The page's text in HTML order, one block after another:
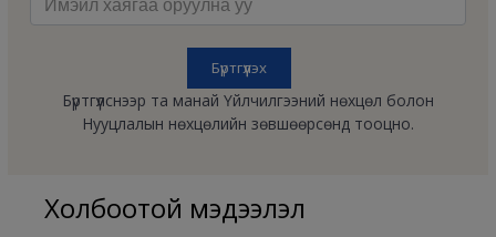
Бүртгүүлснээр та манай Үйлчилгээний нөхцөл болон
Нууцлалын нөхцөлийн зөвшөөрсөнд тооцно.
Холбоотой мэдээлэл